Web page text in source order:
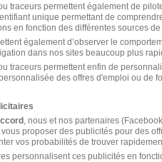
H/F
du-Fesc - 34 CDD
traceurs permettent également de
unique permettant de
en fonction des différentes sources de
également d’observer le
dans nos sites beaucoup plus
traceurs permettent enfin de
des offres d'emploi ou de
, nous et nos partenaires (Facebook,
proposer des publicités pour des
vos probabilités de trouver
personnalisent ces publicités en